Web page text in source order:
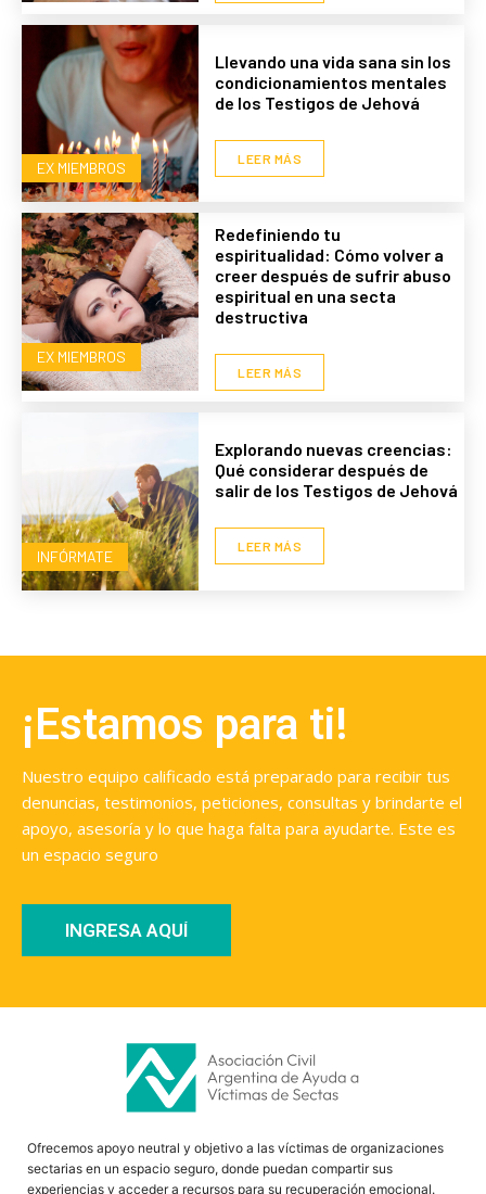
EX MIEMBROS
Llevando una vida sana sin los
condicionamientos mentales
de los Testigos de Jehová
LEER MÁS
EX MIEMBROS
Redefiniendo tu
espiritualidad: Cómo volver a
creer después de sufrir abuso
espiritual en una secta
destructiva
LEER MÁS
INFÓRMATE
Explorando nuevas creencias:
Qué considerar después de
salir de los Testigos de Jehová
LEER MÁS
¡Estamos para ti!
Nuestro equipo calificado está preparado para recibir tus
denuncias, testimonios, peticiones, consultas y brindarte el
apoyo, asesoría y lo que haga falta para ayudarte. Este es
un espacio seguro
INGRESA AQUÍ
Ofrecemos apoyo neutral y objetivo a las víctimas de organizaciones
sectarias en un espacio seguro, donde puedan compartir sus
experiencias y acceder a recursos para su recuperación emocional.